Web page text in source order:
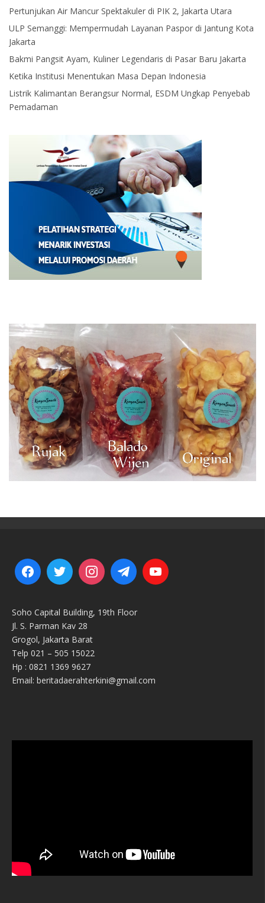
Pertunjukan Air Mancur Spektakuler di PIK 2, Jakarta Utara
ULP Semanggi: Mempermudah Layanan Paspor di Jantung Kota
Jakarta
Bakmi Pangsit Ayam, Kuliner Legendaris di Pasar Baru Jakarta
Ketika Institusi Menentukan Masa Depan Indonesia
Listrik Kalimantan Berangsur Normal, ESDM Ungkap Penyebab
Pemadaman
Soho Capital Building, 19th Floor
Jl. S. Parman Kav 28
Grogol, Jakarta Barat
Telp 021 – 505 15022
Hp : 0821 1369 9627
Email: beritadaerahterkini@gmail.com